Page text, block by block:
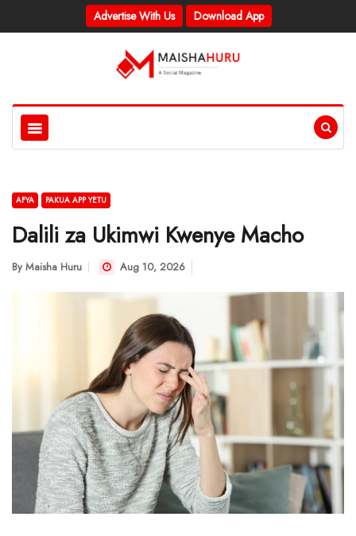
Advertise With Us Download App
AFYA PAKUA APP YETU
Dalili za Ukimwi Kwenye Macho
By Maisha Huru Aug 10, 2026